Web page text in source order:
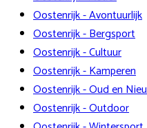
Oostenrijk - Avontuurlijk
Oostenrijk - Bergsport
Oostenrijk - Cultuur
Oostenrijk - Kamperen
Oostenrijk - Oud en
Oostenrijk - Outdoor